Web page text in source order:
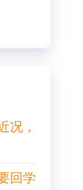
况，
回学